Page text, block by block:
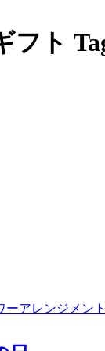
フト
ーアレンジメン